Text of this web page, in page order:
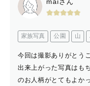
家族写真 公園 山
今回は撮影ありがとう
出来上がった写真はも
のお人柄がとてもよか